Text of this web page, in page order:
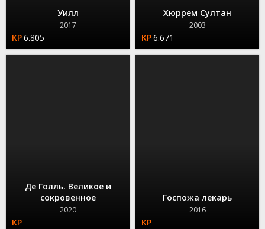
Уилл
2017
6.805
Хюррем Султан
2003
6.671
Де Голль. Великое и
сокровенное
2020
Госпожа лекарь
2016